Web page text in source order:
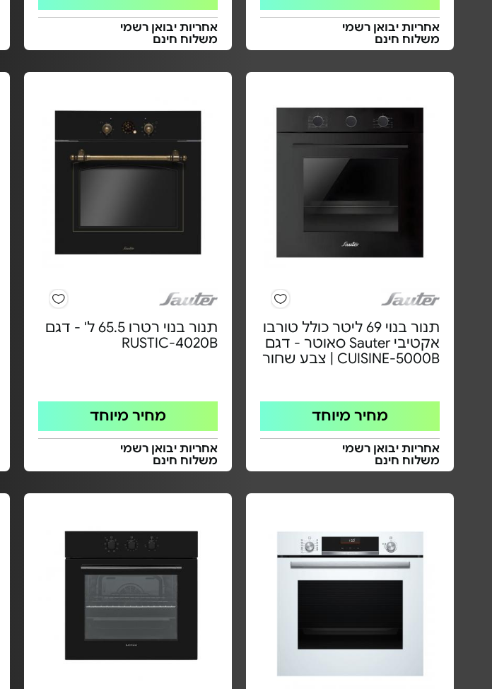
אחריות יבואן רשמי
משלוח חינם
אחריות יבואן רשמי
משלוח חינם
תנור בנוי 69 ליטר כולל טורבו
אקטיבי Sauter סאוטר - דגם
CUISINE-5000B | צבע שחור
מחיר מיוחד
אחריות יבואן רשמי
משלוח חינם
תנור בנוי רטרו 65.5 ל' - דגם
RUSTIC-4020B
מחיר מיוחד
אחריות יבואן רשמי
משלוח חינם